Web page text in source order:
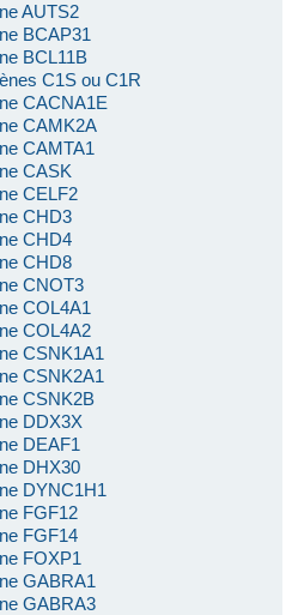
AUTS2
BCAP31
BCL11B
C1S ou C1R
CACNA1E
CAMK2A
CAMTA1
CASK
CELF2
CHD3
CHD4
CHD8
CNOT3
COL4A1
COL4A2
CSNK1A1
CSNK2A1
CSNK2B
DDX3X
DEAF1
DHX30
DYNC1H1
FGF12
FGF14
FOXP1
GABRA1
GABRA3